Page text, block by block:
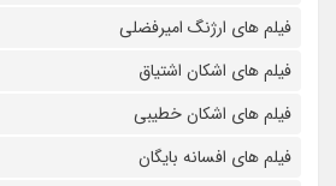
فیلم های ارژنگ امیرفضلی
فیلم های اشکان اشتیاق
فیلم های اشکان خطیبی
فیلم های افسانه بایگان